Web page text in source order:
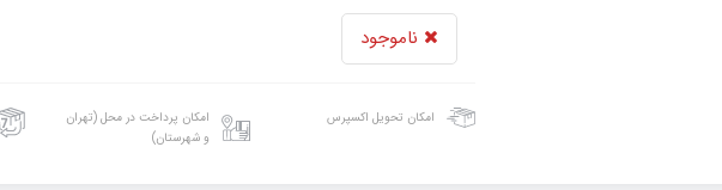
ناموجود
امکان تحویل اکسپرس
امکان پرداخت در محل (تهران
و شهرستان)